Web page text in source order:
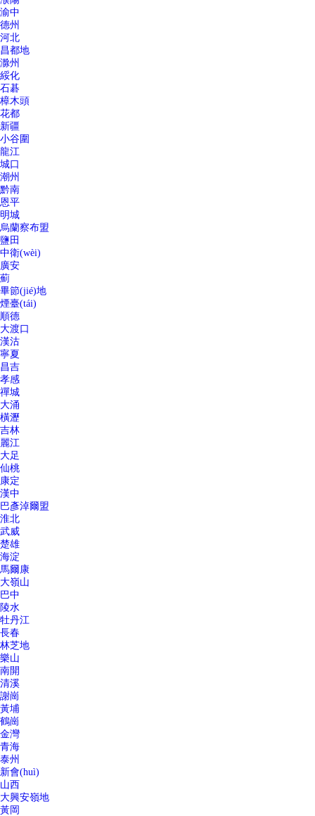
渝中
德州
河北
昌都地
滁州
綏化
石碁
樟木頭
花都
新疆
小谷圍
龍江
城口
潮州
黔南
恩平
明城
烏蘭察布盟
鹽田
中衛(wèi)
廣安
薊
畢節(jié)地
煙臺(tái)
順德
大渡口
漢沽
寧夏
昌吉
孝感
禪城
大涌
橫瀝
吉林
麗江
大足
仙桃
康定
漢中
巴彥淖爾盟
淮北
武威
楚雄
海淀
馬爾康
大嶺山
巴中
陵水
牡丹江
長春
林芝地
樂山
南開
清溪
謝崗
黃埔
鶴崗
金灣
青海
泰州
新會(huì)
山西
大興安嶺地
黃岡